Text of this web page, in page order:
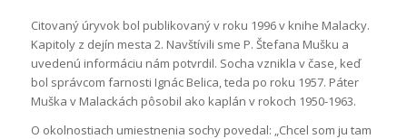
Citovaný úryvok bol publikovaný v roku 1996 v knihe Malacky.
Kapitoly z dejín mesta 2. Navštívili sme P. Štefana Mušku a
uvedenú informáciu nám potvrdil. Socha vznikla v čase, keď
bol správcom farnosti Ignác Belica, teda po roku 1957. Páter
Muška v Malackách pôsobil ako kaplán v rokoch 1950-1963.
O okolnostiach umiestnenia sochy povedal: „Chcel som ju tam